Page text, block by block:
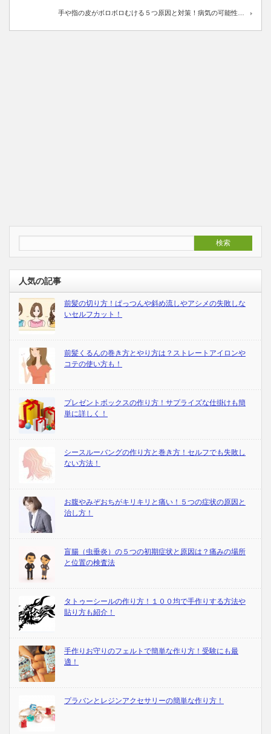
手や指の皮がボロボロむける５つ原因と対策！病気の可能性…
人気の記事
前髪の切り方！ぱっつんや斜め流しやアシメの失敗しな
いセルフカット！
前髪くるんの巻き方とやり方は？ストレートアイロンや
コテの使い方も！
プレゼントボックスの作り方！サプライズな仕掛けも簡
単に詳しく！
シースルーバングの作り方と巻き方！セルフでも失敗し
ない方法！
お腹やみぞおちがキリキリと痛い！５つの症状の原因と
治し方！
盲腸（虫垂炎）の５つの初期症状と原因は？痛みの場所
と位置の検査法
タトゥーシールの作り方！１００均で手作りする方法や
貼り方も紹介！
手作りお守りのフェルトで簡単な作り方！受験にも最
適！
プラバンとレジンアクセサリーの簡単な作り方！